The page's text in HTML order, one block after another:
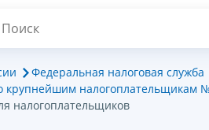
Федеральная налоговая служба
крупнейшим налогоплательщикам
налогоплательщиков